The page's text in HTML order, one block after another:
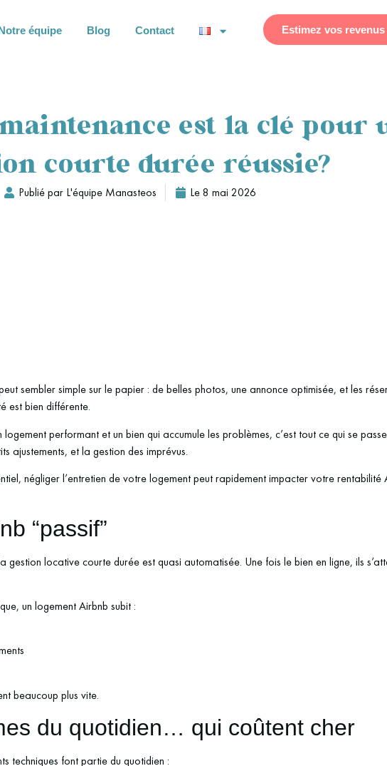
équipe Blog Contact Estimez vos revenus
est la clé pour
courte durée réussie?
Publié par L'équipe Manasteos Le8 mai 2026
sembler simple sur le papier : de belles photos, une annonce optimisée, et les
est bien différente.
performant et un bien qui accumule les problèmes, c’est tout ce qui se
ajustements, et la gestion des imprévus.
négliger l’entretien de votre logement peut rapidement impacter votre
“passif”
gestion locative courte durée est quasi automatisée. Une fois le bien en ligne, ils
un logement Airbnb subit :
beaucoup plus vite.
du quotidien… qui coûtent cher
techniques font partie du quotidien :